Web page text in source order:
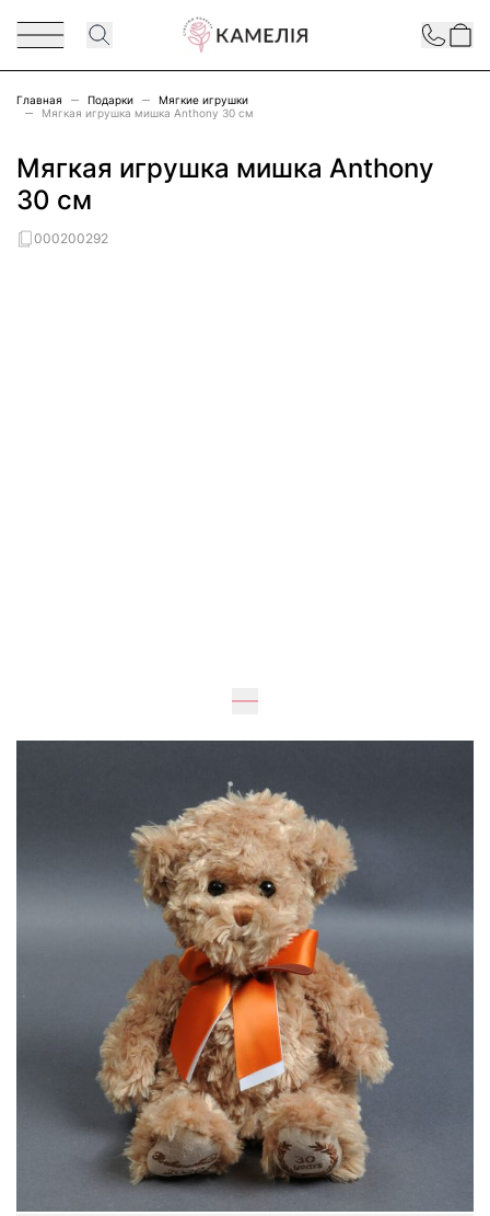
Перейти к содержимому
Contact
Главная Подарки
Мягкие игрушки
Мягкая игрушка мишка Anthony 30 см
Мягкая игрушка мишка Anthony
30 см
000200292
15см
1 355 грн
Доставка